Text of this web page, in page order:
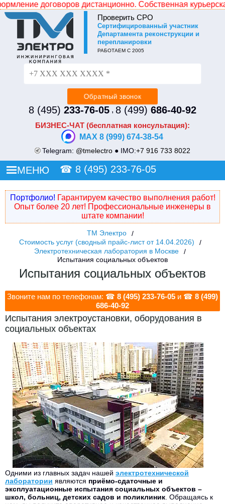
договоров дистанционно. Собственная курьерская
Проверить СРО
Cертифицированный участник
Департамента реконструкции и
перепланировки
РАБОТАЕМ С 2005
8 (495) 233-76-05, 8 (499) 686-40-92
БИЗНЕС-ЧАТ (бесплатная консультация):
MAX 8 (999) 674-38-54
Telegram: @tmelectro ● IMO:+7 916 733 8022
☎ 8 (495) 233-76-05
МЕНЮ
Портфолио! Гарантируем качество выполнения работ!
Опыт более 20 лет! Профессиональные инженеры в
штате компании!
ТМ Электро
Стоимость услуг (сводный прайс-лист от 14.04.2026)
Электротехническая лаборатория в Москве
Испытания социальных объектов
Испытания социальных объектов
Звоните нам по телефонам: ☎ 8 (495) 233-76-05 и ☎ 8 (499)
686-40-92
Испытания электроустановки, оборудования в
социальных объектах
Одними из главных задач нашей электротехнической
лаборатории являются приёмо-сдаточные и
эксплуатационные испытания социальных объектов –
школ, больниц, детских садов и поликлиник . Обращаясь к
Не уходите без СКИДКИ!
Просто оставьте свой номер и наш менеджер
перезвонит и сделает Вам индивидуальное ценовое